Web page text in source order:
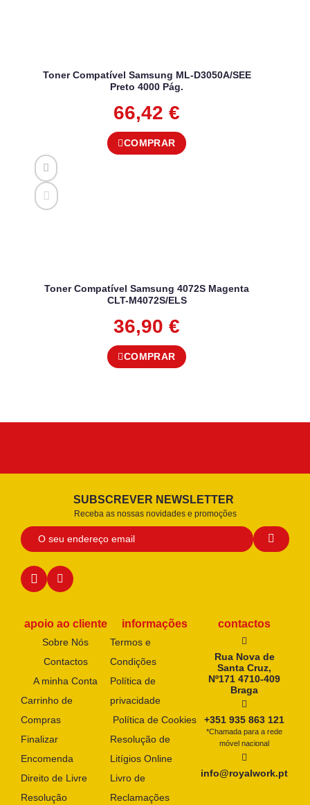
Toner Compatível Samsung ML-D3050A/SEE
Preto 4000 Pág.
66,42 €
COMPRAR
Toner Compatível Samsung 4072S Magenta
CLT-M4072S/ELS
36,90 €
COMPRAR
SUBSCREVER NEWSLETTER
Receba as nossas novidades e promoções
apoio ao cliente
Sobre Nós
Contactos
A minha Conta
Carrinho de
Compras
Finalizar
Encomenda
Direito de Livre
Resolução
informações
Termos e
Condições
Política de
privacidade
Política de Cookies
Resolução de
Litígios Online
Livro de
Reclamações
contactos
Rua Nova de
Santa Cruz,
Nº171 4710-409
Braga
+351 935 863 121
*Chamada para a rede
móvel nacional
info@royalwork.pt